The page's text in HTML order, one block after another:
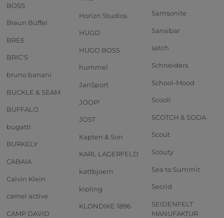
BOSS
Braun Büffel
BREE
BRIC'S
bruno banani
BUCKLE & SEAM
BUFFALO
bugatti
BURKELY
CABAIA
Calvin Klein
camel active
CAMP DAVID
Horizn Studios
HUGO
HUGO BOSS
hummel
JanSport
JOOP!
JOST
Kapten & Son
KARL LAGERFELD
kattbjoern
kipling
KLONDIKE 1896
Samsonite
Sansibar
satch
Schneiders
School-Mood
Scooli
SCOTCH & SODA
Scout
Scouty
Sea to Summit
Secrid
SEIDENFELT
MANUFAKTUR